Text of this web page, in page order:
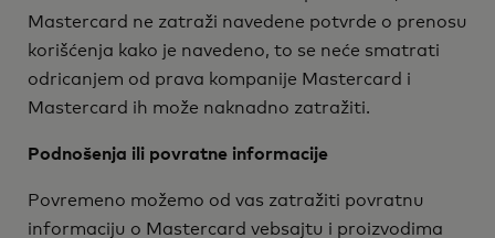
Mastercard ne zatraži navedene potvrde o prenosu
korišćenja kako je navedeno, to se neće smatrati
odricanjem od prava kompanije Mastercard i
Mastercard ih može naknadno zatražiti.
Podnošenja ili povratne informacije
Povremeno možemo od vas zatražiti povratnu
informaciju o Mastercard vebsajtu i proizvodima